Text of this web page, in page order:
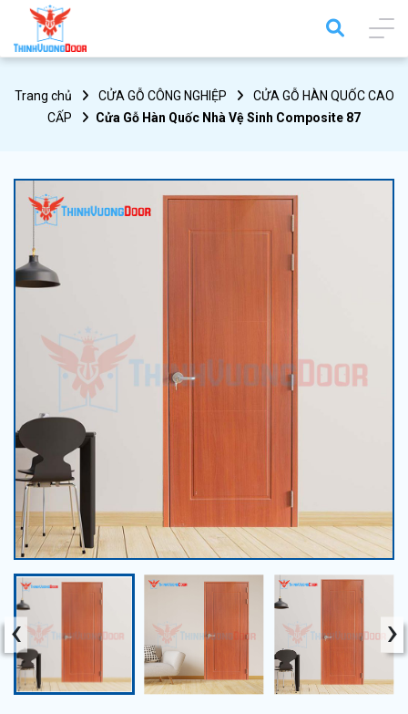
Trang chủ CỬA GỖ CÔNG NGHIỆP
CỬA GỖ HÀN QUỐC CAO
CẤP
Cửa Gỗ Hàn Quốc Nhà Vệ Sinh Composite 87
‹ ›